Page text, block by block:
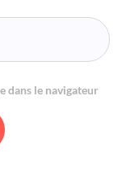
dans le navigateur